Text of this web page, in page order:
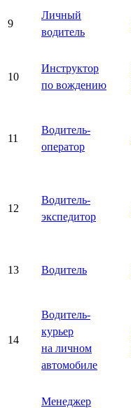
9
Личный
водитель
10
Инструктор
по вождению
11
Водитель-
оператор
12
Водитель-
экспедитор
13 Водитель
14
Водитель-
курьер
на личном
автомобиле
Менеджер